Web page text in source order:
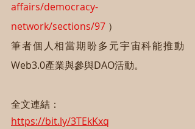
affairs/democracy-
network/sections/97 ）
筆者個人相當期盼多元宇宙科能推動
Web3.0產業與參與DAO活動。
全文連結：
https://bit.ly/3TEkKxq